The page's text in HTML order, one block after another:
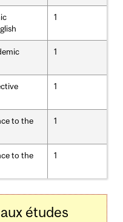
1
1
1
to the
1
to the
1
études